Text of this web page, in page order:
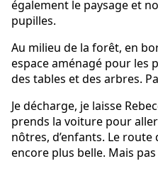
également le paysage et
pupilles.
Au milieu de la forêt, en
espace aménagé pour les
des tables et des arbres.
Je décharge, je laisse
prends la voiture pour
nôtres, d’enfants. Le
encore plus belle. Mais